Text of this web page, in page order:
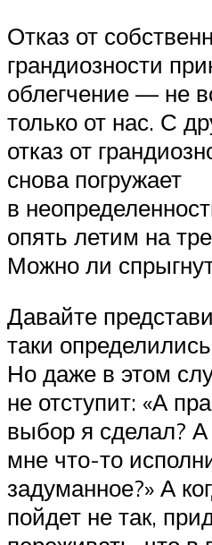
Отказ от
грандиозности
облегчение — не
только от нас. С
отказ от
снова погружает
в
опять летим на
Можно ли
Давайте
таки
Но даже в этом
не отступит: «А
выбор я сделал?
мне что-то
задуманное?» А
пойдет не так,